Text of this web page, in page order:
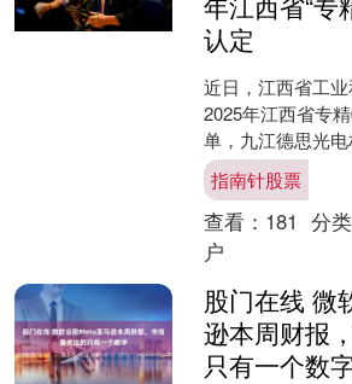
认定
近日，江西省工
2025年江西省专
单，九江德思光
简称“德思光电”）
电材料领域的持续
指南针股票
查看： 181 分类
户
股门在线 微
逊本周财报
只有一个数